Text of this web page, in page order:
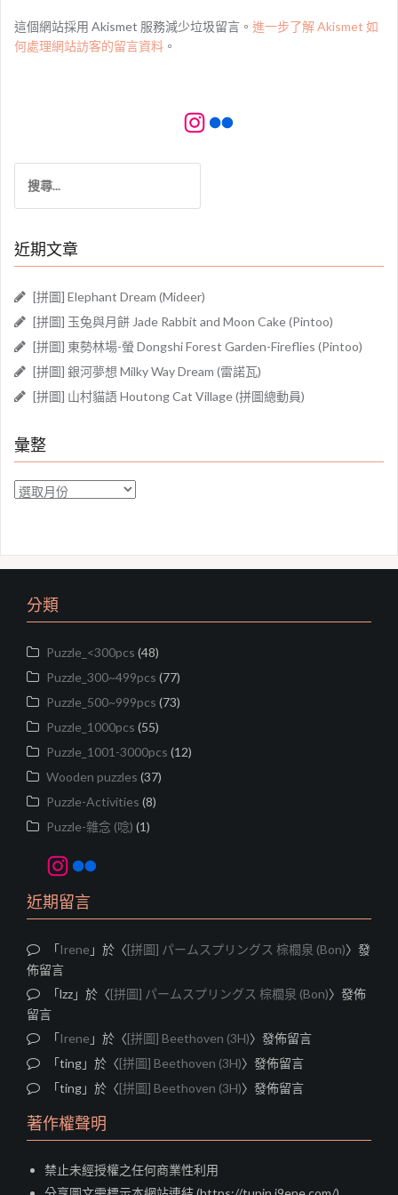
這個網站採用 Akismet 服務減少垃圾留言。 進一步了解 Akismet 如
何處理網站訪客的留言資料 。
Instagram
Flickr
關
字:
近期文章
[拼圖] Elephant Dream (Mideer)
[拼圖] 玉兔與月餅 Jade Rabbit and Moon Cake (Pintoo)
[拼圖] 東勢林場-螢 Dongshi Forest Garden-Fireflies (Pintoo)
[拼圖] 銀河夢想 Milky Way Dream (雷諾瓦)
[拼圖] 山村貓語 Houtong Cat Village (拼圖總動員)
彙整
彙
分類
Puzzle_<300pcs (48)
Puzzle_300~499pcs (77)
Puzzle_500~999pcs (73)
Puzzle_1000pcs (55)
Puzzle_1001-3000pcs (12)
Wooden puzzles (37)
Puzzle-Activities (8)
Puzzle-雜念 (唸) (1)
Instagram
Flickr
近期留言
「Irene 」於〈[拼圖] パームスプリングス 棕櫚泉 (Bon)〉發
佈留言
「lzz 」於〈[拼圖] パームスプリングス 棕櫚泉 (Bon)〉發佈
留言
「Irene 」於〈[拼圖] Beethoven (3H)〉發佈留言
「ting 」於〈[拼圖] Beethoven (3H)〉發佈留言
「ting 」於〈[拼圖] Beethoven (3H)〉發佈留言
著作權聲明
禁止未經授權之任何商業性利用